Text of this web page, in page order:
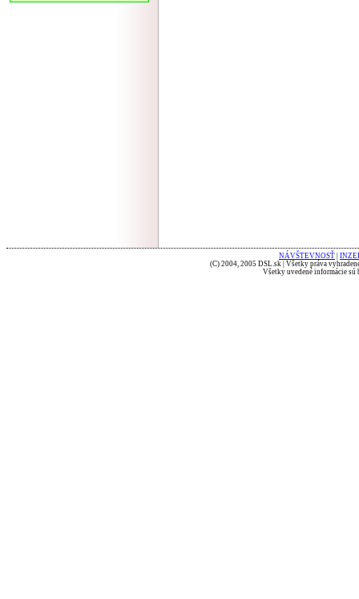
NÁVŠTEVNOSŤ
(C) 2004, 2005 DSL.sk | Všetky práva
Všetky uvedené informácie sú